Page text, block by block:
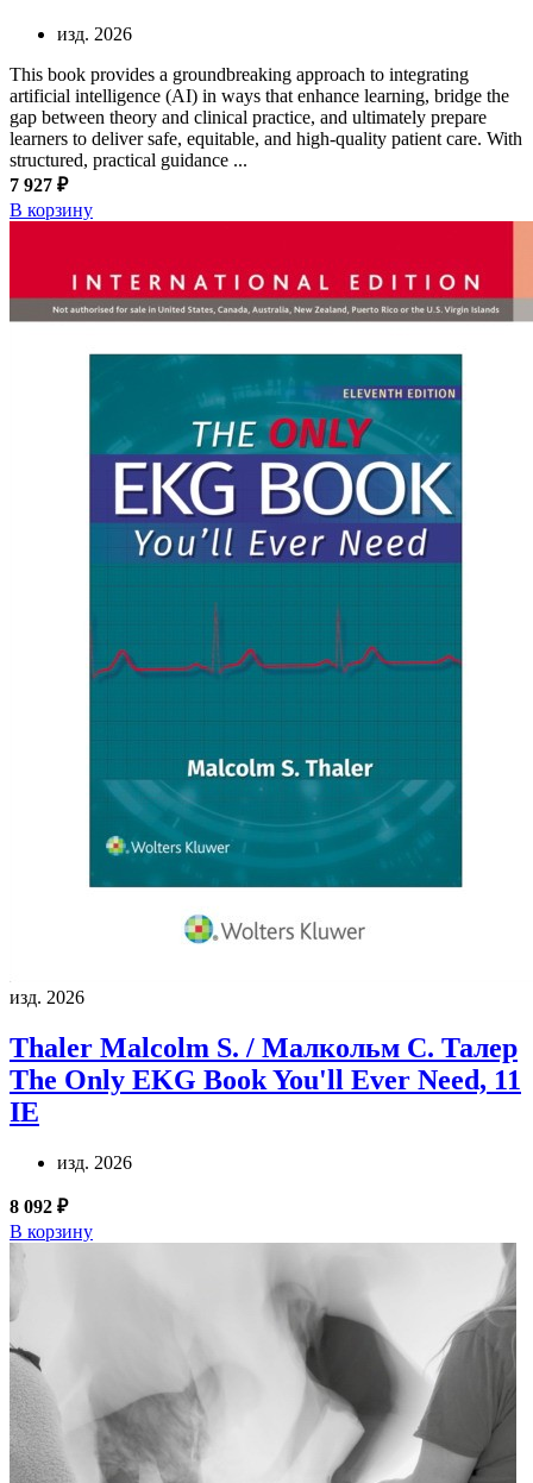
изд. 2026
This book provides a groundbreaking approach to integrating
artificial intelligence (AI) in ways that enhance learning, bridge the
gap between theory and clinical practice, and ultimately prepare
learners to deliver safe, equitable, and high-quality patient care. With
structured, practical guidance ...
7 927 ₽
В корзину
изд. 2026
Thaler Malcolm S. / Малкольм С. Талер
The Only EKG Book You'll Ever Need, 11
IE
изд. 2026
8 092 ₽
В корзину